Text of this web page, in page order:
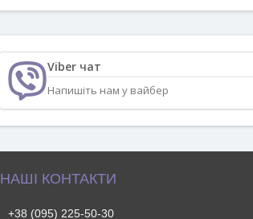
Viber чат
Напишіть нам у вайбер
НАШІ КОНТАКТИ
+38 (095) 225-50-30